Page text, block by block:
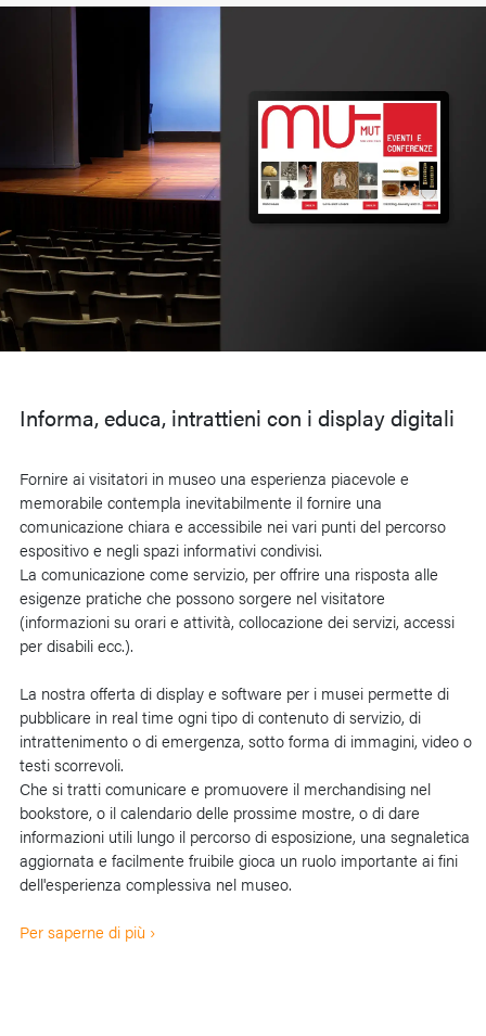
Informa, educa, intrattieni con i display digitali
Fornire ai visitatori in museo una esperienza piacevole e
memorabile contempla inevitabilmente il fornire una
comunicazione chiara e accessibile nei vari punti del percorso
espositivo e negli spazi informativi condivisi.
La comunicazione come servizio, per offrire una risposta alle
esigenze pratiche che possono sorgere nel visitatore
(informazioni su orari e attività, collocazione dei servizi, accessi
per disabili ecc.).
La nostra offerta di display e software per i musei permette di
pubblicare in real time ogni tipo di contenuto di servizio, di
intrattenimento o di emergenza, sotto forma di immagini, video o
testi scorrevoli.
Che si tratti comunicare e promuovere il merchandising nel
bookstore, o il calendario delle prossime mostre, o di dare
informazioni utili lungo il percorso di esposizione, una segnaletica
aggiornata e facilmente fruibile gioca un ruolo importante ai fini
dell'esperienza complessiva nel museo.
Per saperne di più ›